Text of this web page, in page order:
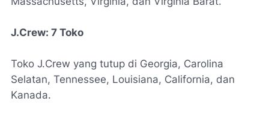
J.Crew: 7 Toko
Toko J.Crew yang tutup di Georgia, Carolina
Selatan, Tennessee, Louisiana, California, dan
Kanada.